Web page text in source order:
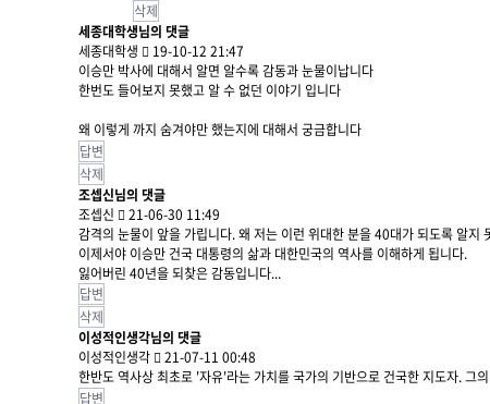
삭제
세종대학생님의 댓글
세종대학생
19-10-12 21:47
이승만 박사에 대해서 알면 알수록 감동과 눈물이납니다
한번도 들어보지 못했고 알 수 없던 이야기 입니다
왜 이렇게 까지 숨겨야만 했는지에 대해서 궁금합니다
답변
삭제
조셉신님의 댓글
조셉신
21-06-30 11:49
감격의 눈물이 앞을 가립니다. 왜 저는 이런 위대한 분을 40대가 되도록 알지
이제서야 이승만 건국 대통령의 삶과 대한민국의 역사를 이해하게 됩니다.
잃어버린 40년을 되찾은 감동입니다...
답변
삭제
이성적인생각님의 댓글
이성적인생각
21-07-11 00:48
한반도 역사상 최초로 '자유'라는 가치를 국가의 기반으로 건국한 지도자. 그
답변